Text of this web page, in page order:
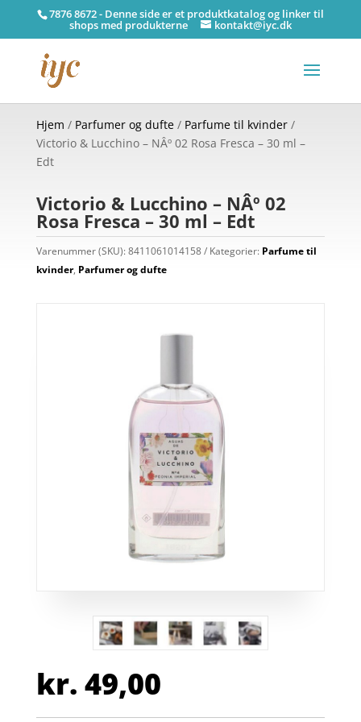
7876 8672 - Denne side er et produktkatalog og linker til
shops med produkterne kontakt@iyc.dk
Hjem / Parfumer og dufte/ Parfume til kvinder/
Victorio & Lucchino – NÂº 02 Rosa Fresca – 30 ml –
Edt
Victorio & Lucchino – NÂº 02
Rosa Fresca – 30 ml – Edt
Varenummer (SKU):8411061014158 Kategorier: Parfume til
kvinder, Parfumer og dufte
kr. 49,00